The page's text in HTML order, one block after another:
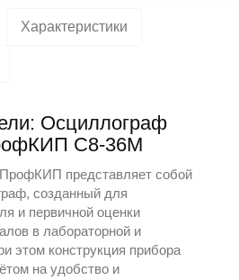
Характеристики
Осциллограф
С8-36М
ПрофКИП представляет собой
созданный для
и первичной оценки
в лабораторной и
этом конструкция прибора
на удобство и